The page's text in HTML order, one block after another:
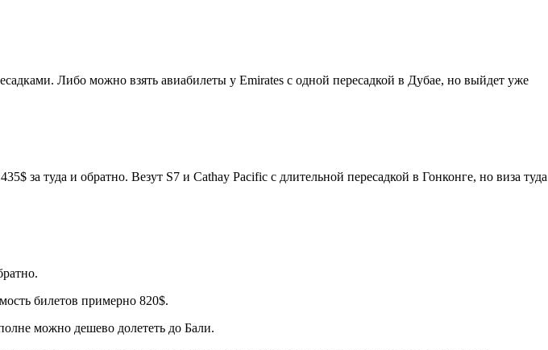
Либо можно взять авиабилеты у Emirates с одной пересадкой в Дубае, но выйдет уже
за туда и обратно. Везут S7 и Cathay Pacific с длительной пересадкой в Гонконге, но виза туда
билетов примерно 820$.
можно дешево долететь до Бали.